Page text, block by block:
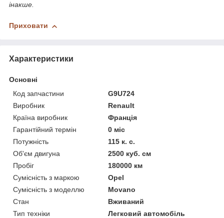
інакше.
Приховати
Характеристики
Основні
Код запчастини
G9U724
Виробник
Renault
Країна виробник
Франція
Гарантійний термін
0 міс
Потужність
115 к. с.
Об'єм двигуна
2500 куб. см
Пробіг
180000 км
Сумісність з маркою
Opel
Сумісність з моделлю
Movano
Стан
Вживаний
Тип техніки
Легковий автомобіль